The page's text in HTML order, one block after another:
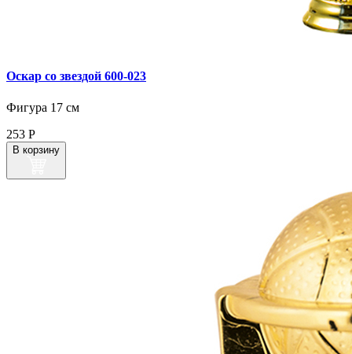
Оскар со звездой 600‑023
Фигура 17 см
253 Р
В корзину